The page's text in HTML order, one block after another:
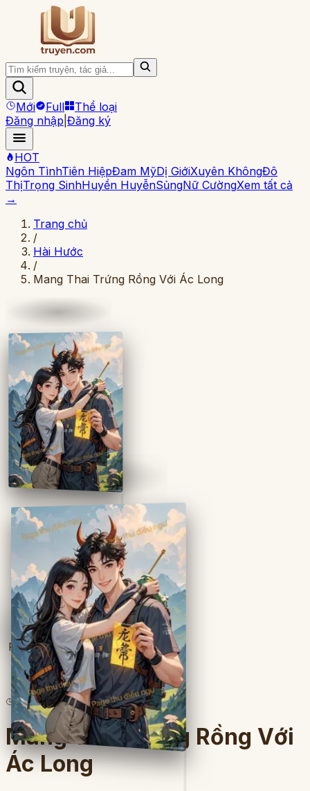
Mới Full
Thể loại
Đăng nhập Đăng ký
HOT
Ngôn TìnhTiên HiệpĐam MỹDị GiớiXuyên KhôngĐô
ThịTrọng SinhHuyền HuyễnSủngNữ CườngXem tất cả
→
Trang chủ
/
Hài Hước
/
Mang Thai Trứng Rồng Với Ác Long
Full
23lượt đọc· 8chương
Mang Thai Trứng Rồng Với
Ác Long